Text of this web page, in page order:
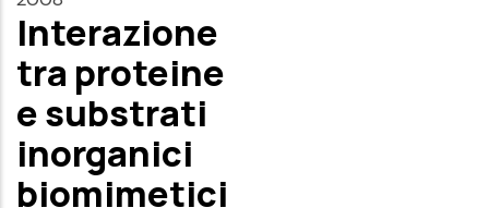
Interazione
tra proteine
e substrati
inorganici
biomimetici